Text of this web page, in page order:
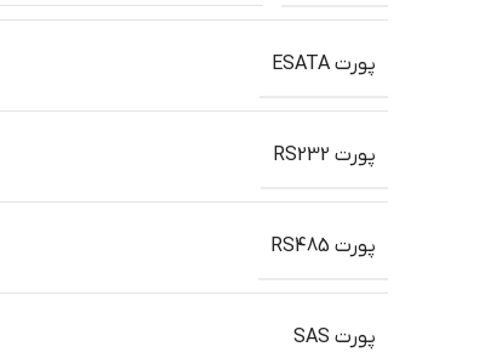
پورت ESATA
پورت RS232
پورت RS485
پورت SAS